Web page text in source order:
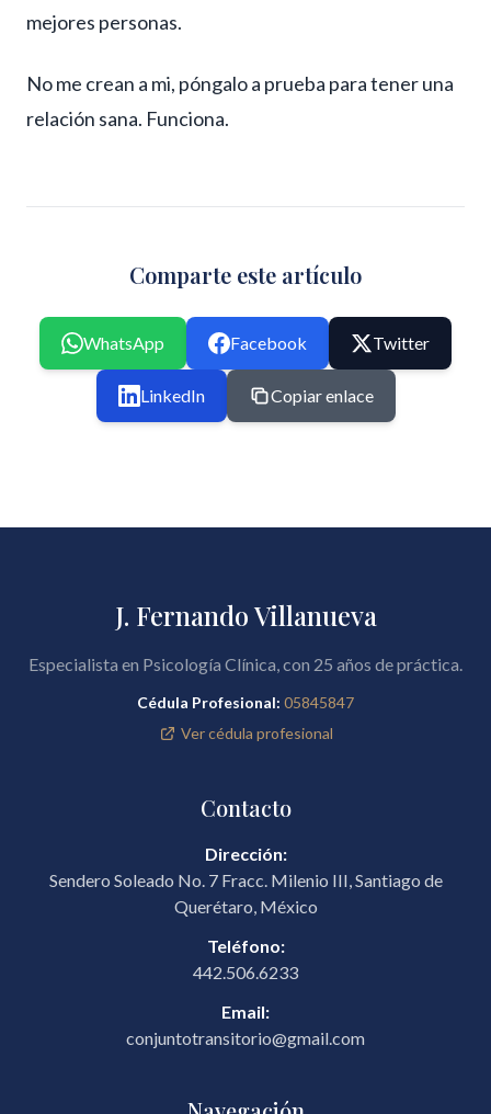
mejores personas.
No me crean a mi, póngalo a prueba para tener una
relación sana. Funciona.
Comparte este artículo
WhatsApp Facebook Twitter
LinkedIn Copiar enlace
J. Fernando Villanueva
Especialista en Psicología Clínica, con 25 años de práctica.
Cédula Profesional: 05845847
Ver cédula profesional
Contacto
Dirección:
Sendero Soleado No. 7 Fracc. Milenio III, Santiago de
Querétaro, México
Teléfono:
442.506.6233
Email:
conjuntotransitorio@gmail.com